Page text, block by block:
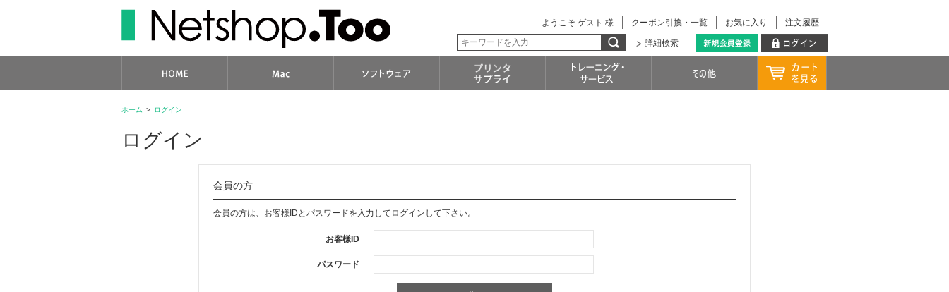
注文履歴
お気に入り
クーポン引換・一覧
ようこそ ゲスト 様
詳細検索
ホーム > ログイン
ログイン
会員の方
会員の方は、お客様IDとパスワードを入力してログインして下さい。
お客様ID
パスワード